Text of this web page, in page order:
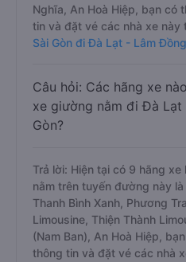
Nghĩa, An Hoà Hiệp, bạn có
tin và đặt vé các nhà xe này
Sài Gòn đi Đà Lạt - Lâm Đồng
Câu hỏi: Các hãng xe
xe giường nằm đi Đà
Gòn?
Trả lời: Hiện tại có 9 hãng
nằm trên tuyến đường này là
Thanh Bình Xanh, Phương
Limousine, Thiện Thành
(Nam Ban), An Hoà Hiệp,
thông tin và đặt vé các nhà